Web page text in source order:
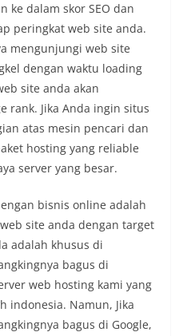
ke dalam skor SEO dan
peringkat web site anda.
mengunjungi web site
dengan waktu loading
site anda akan
rank. Jika Anda ingin situs
atas mesin pencari dan
hosting yang reliable
server yang besar.
bisnis online adalah
site anda dengan target
adalah khusus di
bagus di
web hosting kami yang
indonesia. Namun, Jika
bagus di Google,